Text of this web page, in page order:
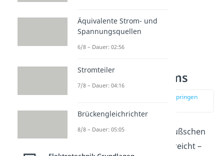
Auflösen des
Gleichungssystems
zur Stelle im Video springen
Wir haben das Ziel des Gaußschen
Eliminationsverfahrens erreicht –
Äquivalente Strom- und
Spannungsquellen
6/8 – Dauer: 02:56
Stromteiler
7/8 – Dauer: 04:16
Brückengleichrichter
8/8 – Dauer: 05:05